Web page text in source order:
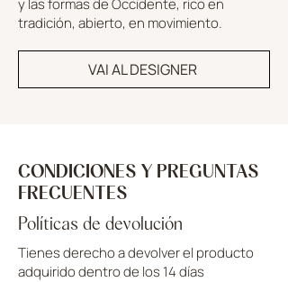
y las formas de Occidente, rico en
tradición, abierto, en movimiento.
VAI AL DESIGNER
CONDICIONES Y PREGUNTAS
FRECUENTES
Políticas de devolución
Tienes derecho a devolver el producto
adquirido dentro de los 14 días